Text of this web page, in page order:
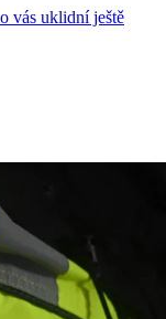
vás uklidní ještě